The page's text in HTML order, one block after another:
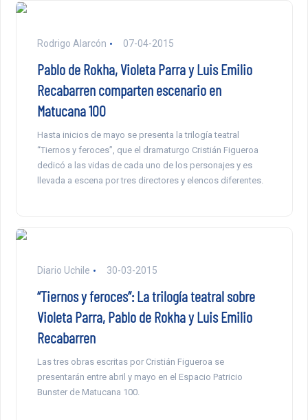
Rodrigo Alarcón 07-04-2015
Pablo de Rokha, Violeta Parra y Luis Emilio
Recabarren comparten escenario en
Matucana 100
Hasta inicios de mayo se presenta la trilogía teatral
“Tiernos y feroces”, que el dramaturgo Cristián Figueroa
dedicó a las vidas de cada uno de los personajes y es
llevada a escena por tres directores y elencos diferentes.
Diario Uchile 30-03-2015
“Tiernos y feroces”: La trilogía teatral sobre
Violeta Parra, Pablo de Rokha y Luis Emilio
Recabarren
Las tres obras escritas por Cristián Figueroa se
presentarán entre abril y mayo en el Espacio Patricio
Bunster de Matucana 100.